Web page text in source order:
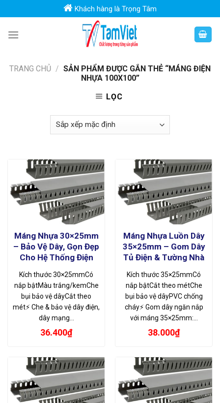
to
content
Khách hàng là Trọng Tâm
TRANG CHỦ / SẢN PHẨM ĐƯỢC GẮN THẺ “MÁNG ĐIỆN
NHỰA 100X100”
LỌC
Máng Nhựa 30×25mm
– Bảo Vệ Dây, Gọn Đẹp
Cho Hệ Thống Điện
Kích thước 30×25mmCó
nắp bậtMàu trắng/kemChe
bụi bảo vệ dâyCắt theo
mét⚡ Che & bảo vệ dây điện,
dây mạng…
36.400₫
Máng Nhựa Luồn Dây
35×25mm – Gom Dây
Tủ Điện & Tường Nhà
Kích thước 35×25mmCó
nắp bậtCắt theo métChe
bụi bảo vệ dâyPVC chống
cháy⚡ Gom dây ngăn nắp
với máng 35×25mm:…
38.000₫